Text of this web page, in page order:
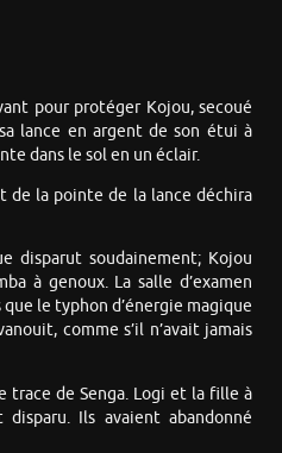
pour protéger Kojou, secoué
lance en argent de son étui à
dans le sol en un éclair.
de la pointe de la lance déchira
disparut soudainement; Kojou
à genoux. La salle d’examen
le typhon d’énergie magique
comme s’il n’avait jamais
trace de Senga. Logi et la fille à
disparu. Ils avaient abandonné